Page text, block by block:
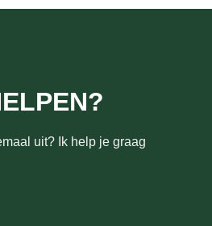
uit? Ik help je graag